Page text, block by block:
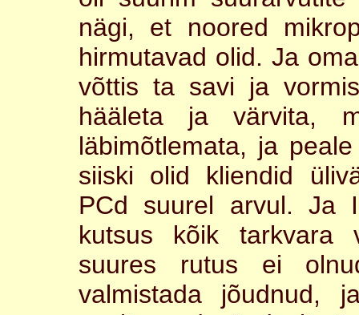
nägi, et noored
hirmutavad olid. Ja
võttis ta savi ja
hääleta ja värvita,
läbimõtlemata, ja
siiski olid kliendid
PCd suurel arvul. Ja
kutsus kõik tarkvara
suures rutus ei
valmistada jõudnud,